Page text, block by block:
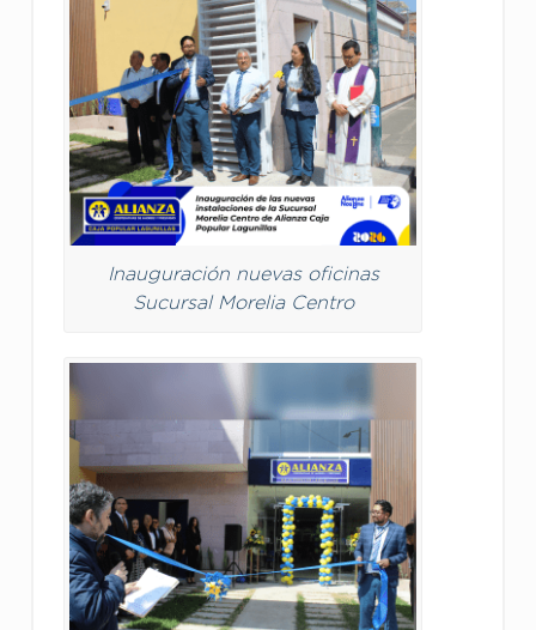
Inauguración nuevas oficinas
Sucursal Morelia Centro